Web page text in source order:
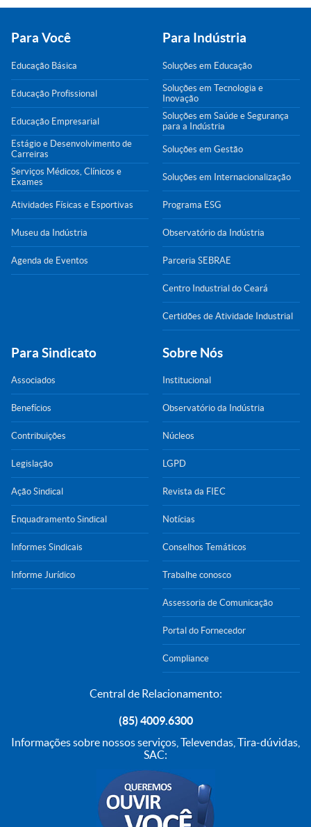
Para Você
Educação Básica
Educação Profissional
Educação Empresarial
Estágio e Desenvolvimento de
Carreiras
Serviços Médicos, Clínicos e
Exames
Atividades Físicas e Esportivas
Museu da Indústria
Agenda de Eventos
Para Indústria
Soluções em Educação
Soluções em Tecnologia e
Inovação
Soluções em Saúde e Segurança
para a Indústria
Soluções em Gestão
Soluções em Internacionalização
Programa ESG
Observatório da Indústria
Parceria SEBRAE
Centro Industrial do Ceará
Certidões de Atividade Industrial
Para Sindicato
Associados
Benefícios
Contribuições
Legislação
Ação Sindical
Enquadramento Sindical
Informes Sindicais
Informe Jurídico
Sobre Nós
Institucional
Observatório da Indústria
Núcleos
LGPD
Revista da FIEC
Notícias
Conselhos Temáticos
Trabalhe conosco
Assessoria de Comunicação
Portal do Fornecedor
Compliance
Central de Relacionamento:
(85) 4009.6300
Informações sobre nossos serviços, Televendas, Tira-dúvidas,
SAC: